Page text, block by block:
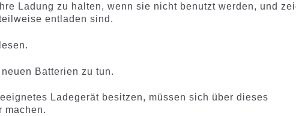
Ladung zu halten, wenn sie nicht benutzt werden, und
entladen sind.
Batterien zu tun.
Ladegerät besitzen, müssen sich über dieses
machen.